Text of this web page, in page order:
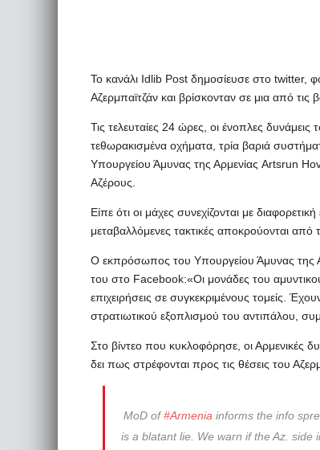
Το κανάλι Idlib Post δημοσίευσε στο twitter,
Αζερμπαϊτζάν και βρίσκονταν σε μια από
Τις τελευταίες 24 ώρες, οι ένοπλες
τεθωρακισμένα οχήματα, τρία βαριά
Υπουργείου Άμυνας της Αρμενίας Artsrun
Αζέρους.
Είπε ότι οι μάχες συνεχίζονται με
μεταβαλλόμενες τακτικές αποκρούονται
Ο εκπρόσωπος του Υπουργείου Άμυνας της
του στο Facebook:«Οι μονάδες του
επιχειρήσεις σε συγκεκριμένους τομείς.
στρατιωτικού εξοπλισμού του αντιπάλου,
Στο βίντεο που κυκλοφόρησε, οι Αρμενικές
δει πως στρέφονται προς τις θέσεις του
MoD of#Armenia informs the info
is a blatant lie. We warn if the Az.